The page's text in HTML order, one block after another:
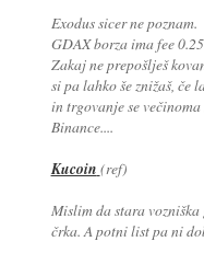
Exodus sicer ne poznam.
GDAX borza ima fee
Zakaj ne prepošlješ
si pa lahko še znižaš, če
in trgovanje se
Binance....
Kucoin (ref)
Mislim da stara
črka. A potni list pa ni